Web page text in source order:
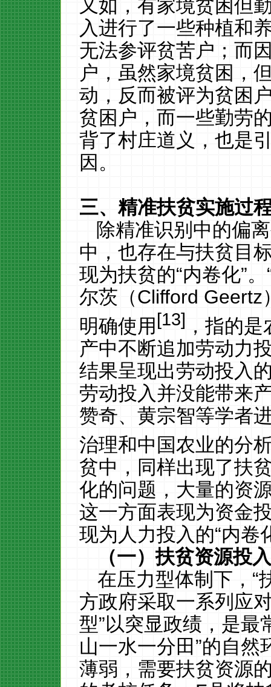
又如，有家境贫困但
入进行了一些种植和
无法参评贫苦户；而
户，虽然家境贫困，
动，反而被评为贫困
贫困户，而一些勤劳
背了村庄道义，也是
因。
三、精准扶贫实施过
除精准识别中的偏
中，也存在与扶贫目
现为扶贫的“内卷化”
尔茨（Clifford Geertz
明确使用[13]，指的是
产中不断追加劳动力
结果呈现出劳动投入
劳动投入并没能带来
赞奇、黄宗智等学者
治理和中国农业的分
贫中，同样出现了扶
化的问题，大量的资
这一方面表现为资金
现为人力投入的“内卷
（一）扶贫资源投
在压力型体制下，“
方政府采取一系列应
型”以突显政绩，是最
山一水一分田”的自然
薄弱，需要扶贫资源